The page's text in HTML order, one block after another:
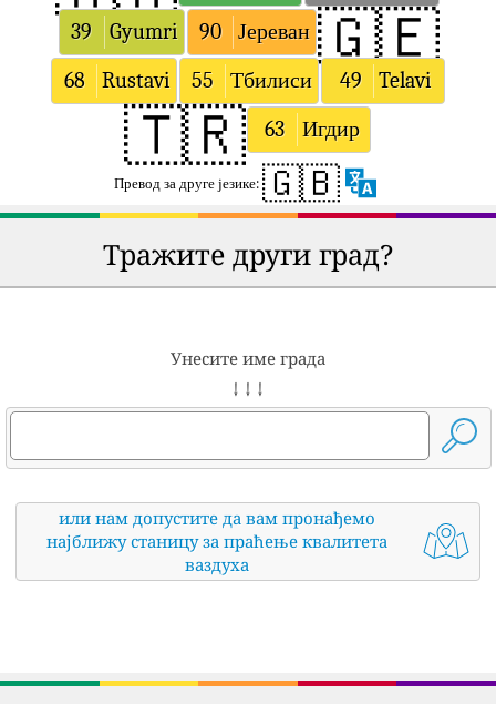
39
Gyumri 90 Јереван 🇬🇪
68 Rustavi 55 Тбилиси 49 Telavi
🇹🇷 63 Игдир
Превод за друге језике: 🇬🇧
Тражите други град?
Унесите име града
↓ ↓ ↓
или нам допустите да вам пронађемо
најближу станицу за праћење квалитета
ваздуха